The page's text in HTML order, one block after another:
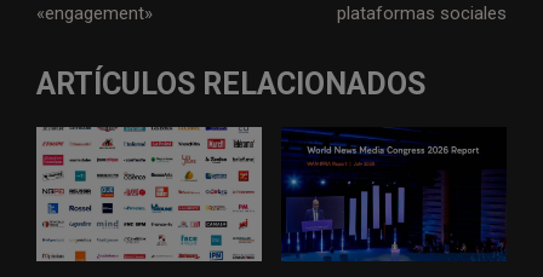
«engagement»
plataformas sociales
ARTÍCULOS RELACIONADOS